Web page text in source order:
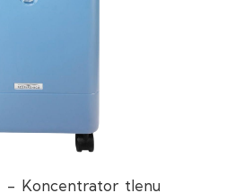
- Koncentrator tlenu